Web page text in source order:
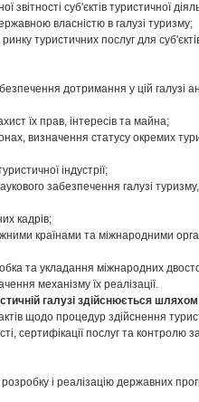
суб'єктів туристичної
власністю в галузі туризму;
туристичних послуг для
дотримання у цій галузі
їх прав, інтересів та майна;
визначення статусу окремих
індустрії;
забезпечення галузі туризму,
кадрів;
країнами та міжнародними
та укладання міжнародних
механізму їх реалізації.
галузі здійснюється
щодо процедур здійснення
сертифікації послуг та контролю
і реалізацію державних